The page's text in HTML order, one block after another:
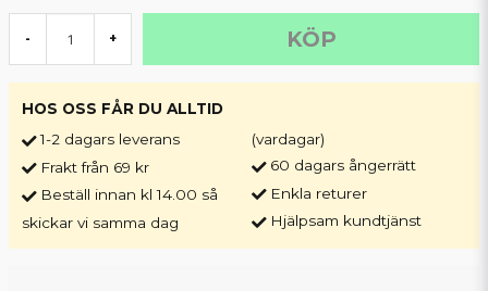
- + KÖP
HOS OSS FÅR DU ALLTID
1-2 dagars leverans
Frakt från 69 kr
Beställ innan kl 14.00 så
skickar vi samma dag
(vardagar)
60 dagars ångerrätt
Enkla returer
Hjälpsam kundtjänst